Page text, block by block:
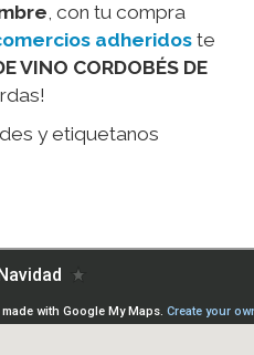
, con tu compra
adheridos te
VINO CORDOBÉS DE
y etiquetanos